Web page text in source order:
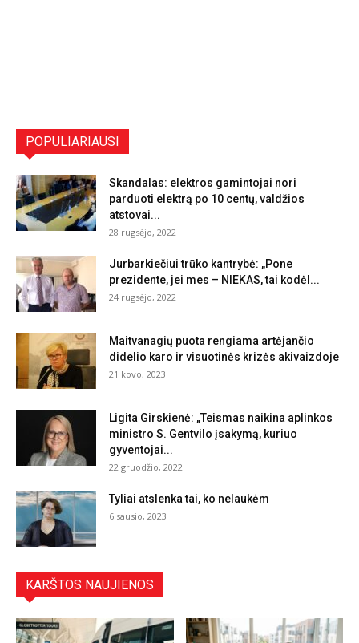
POPULIARIAUSI
Skandalas: elektros gamintojai nori
parduoti elektrą po 10 centų, valdžios
atstovai...
28 rugsėjo, 2022
Jurbarkiečiui trūko kantrybė: „Pone
prezidente, jei mes – NIEKAS, tai kodėl...
24 rugsėjo, 2022
Maitvanagių puota rengiama artėjančio
didelio karo ir visuotinės krizės akivaizdoje
21 kovo, 2023
Ligita Girskienė: „Teismas naikina aplinkos
ministro S. Gentvilo įsakymą, kuriuo
gyventojai...
22 gruodžio, 2022
Tyliai atslenka tai, ko nelaukėm
6 sausio, 2023
KARŠTOS NAUJIENOS